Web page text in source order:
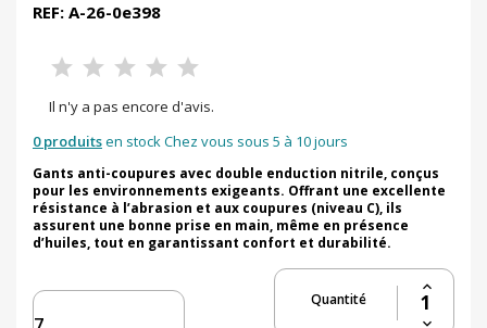
REF: A-26-0e398
Il n'y a pas encore d'avis.
0 produitsen stock Chez vous sous 5 à 10 jours
Gants anti-coupures avec double enduction nitrile, conçus
pour les environnements exigeants. Offrant une excellente
résistance à l’abrasion et aux coupures (niveau C), ils
assurent une bonne prise en main, même en présence
d’huiles, tout en garantissant confort et durabilité.
Quantité